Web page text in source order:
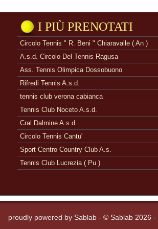
I PIÙ PRENOTATI
Circolo Tennis " R. Beni " Chiaravalle ( An )
A.s.d. Circolo Del Tennis Ragusa
Ass. Tennis Olimpica Dossobuono
Rifredi Tennis A.s.d.
tennis club verona cabianca
Tennis Club Noceto A.s.d.
Cral Dalmine A.s.d.
Circolo Tennis Cantu'
Sport Centro Country Club A.s.
Tennis Club Lucrezia ( Pu )
proudly powered by Sablab - © Sablab 2026 -